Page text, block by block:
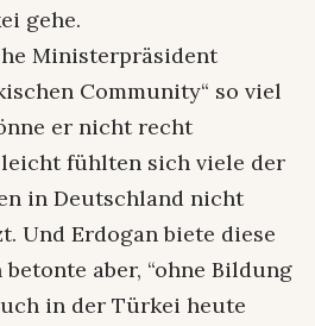
gehe.
Ministerpräsident
Community“ so viel
er nicht recht
fühlten sich viele der
in Deutschland nicht
Und Erdogan biete diese
aber, “ohne Bildung
in der Türkei heute